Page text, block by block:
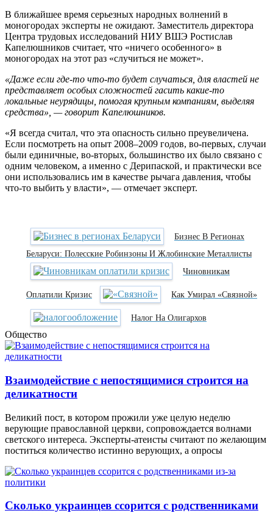
В ближайшее время серьезных народных волнений в
моногородах эксперты не ожидают. Заместитель директора
Центра трудовых исследований НИУ ВШЭ Ростислав
Капелюшников считает, что «ничего особенного» в
моногородах на этот раз «случиться не может».
«Даже если где-то что-то будет случаться, для властей не
представляет особых сложностей гасить какие-то
локальные неурядицы, помогая крупным компаниям, выделяя
средства», — говорит Капелюшников.
«Я всегда считал, что эта опасность сильно преувеличена.
Если посмотреть на опыт 2008–2009 годов, во-первых, случаи
были единичные, во-вторых, большинство их было связано с
одним человеком, а именно с Дерипаской, и практически все
они использовались им в качестве рычага давления, чтобы
что-то выбить у власти», — отмечает эксперт.
Бизнес В Регионах
Беларуси: Полесские Робинзоны И Жлобинские Металлисты
Чиновникам
Оплатили Кризис Как Умирал «Связной»
Налог На Олигархов
Общество
Взаимодействие с непостящимися строится на
деликатности
Великий пост, в котором прожили уже целую неделю
верующие православной церкви, сопровождается волнами
светского интереса. Эксперты-атеисты считают по желающим
поститься количество истинно верующих, а опросы
Сколько украинцев ссорится с родственниками